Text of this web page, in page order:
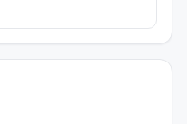
4% 准确率（模型直接